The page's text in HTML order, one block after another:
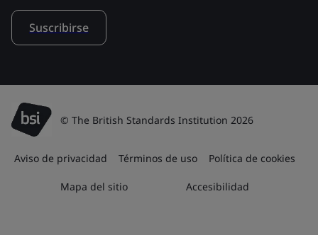
Suscribirse
© The British Standards Institution 2026
Aviso de privacidad Términos de uso Política de cookies
Mapa del sitio Accesibilidad